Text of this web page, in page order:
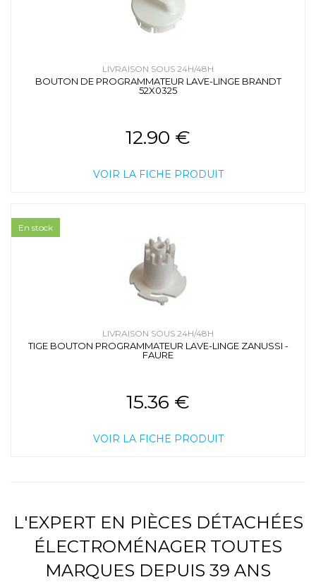
LIVRAISON SOUS 24H/48H
BOUTON DE PROGRAMMATEUR LAVE-LINGE BRANDT
52X0325
12.90 €
VOIR LA FICHE PRODUIT
LIVRAISON SOUS 24H/48H
TIGE BOUTON PROGRAMMATEUR LAVE-LINGE ZANUSSI -
FAURE
15.36 €
VOIR LA FICHE PRODUIT
En stock
L'EXPERT EN PIÈCES DÉTACHÉES
ÉLECTROMÉNAGER TOUTES
MARQUES DEPUIS 39 ANS